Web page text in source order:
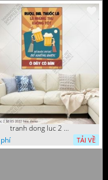
tranh dong luc 2 10 05 2022 hieu
TẢI VỀ